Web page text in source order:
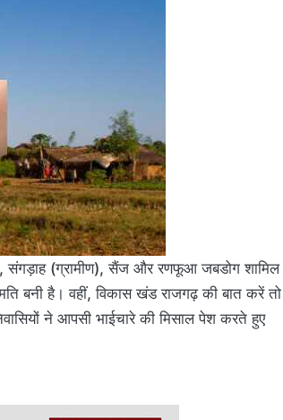
संगड़ाह (ग्रामीण), सैंज और रणफूआ जबडोग शामिल
बनी है। वहीं, विकास खंड राजगढ़ की बात करें तो
ने आपसी भाईचारे की मिसाल पेश करते हुए